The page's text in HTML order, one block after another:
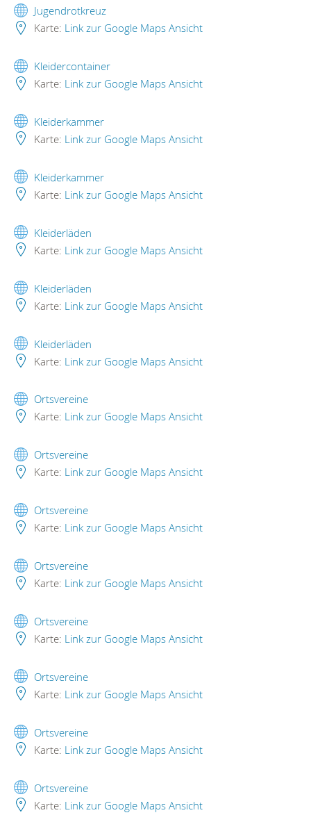
Jugendrotkreuz
Karte: Link zur Google Maps Ansicht
Kleidercontainer
Karte: Link zur Google Maps Ansicht
Kleiderkammer
Karte: Link zur Google Maps Ansicht
Kleiderkammer
Karte: Link zur Google Maps Ansicht
Kleiderläden
Karte: Link zur Google Maps Ansicht
Kleiderläden
Karte: Link zur Google Maps Ansicht
Kleiderläden
Karte: Link zur Google Maps Ansicht
Ortsvereine
Karte: Link zur Google Maps Ansicht
Ortsvereine
Karte: Link zur Google Maps Ansicht
Ortsvereine
Karte: Link zur Google Maps Ansicht
Ortsvereine
Karte: Link zur Google Maps Ansicht
Ortsvereine
Karte: Link zur Google Maps Ansicht
Ortsvereine
Karte: Link zur Google Maps Ansicht
Ortsvereine
Karte: Link zur Google Maps Ansicht
Ortsvereine
Karte: Link zur Google Maps Ansicht